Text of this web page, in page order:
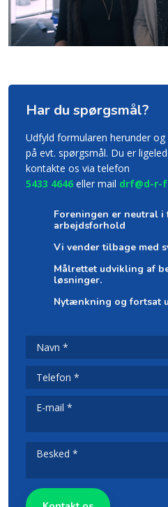
Har du spørgsmål?
Udfyld formularen herunder
på evt. spørgsmål. Du er
kontakte os via telefon
5433 4646eller mail drf@d-r-
Foreningen er neutral
arbejdsforhold
Vi vender tilbage med
Målrettet udvikling af
løsninger.
Nytænkning og fortsat